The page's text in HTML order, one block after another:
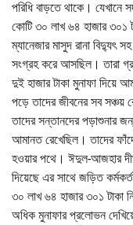
পরিধি বাড়তে থাকে। যেখানে
কোটি ৩০ লাখ ৬৪ হাজার ৩০১
ম্যানেজার মাসুদ রানা বিদ্যুৎ
সংগ্রহ করে আসছিল। তারা
দুই হাজার টাকা মুনাফা
পড়ে তাদের জীবনের সব সঞ্চয়
তাদের সন্তানদের পড়াশুনার
আমানত রেখেছিল। তাদের
হওয়ার পথে। ঈদুল-আজহার
দিয়েছে এর সাথে জড়িত
৩০ লাখ ৬৪ হাজার ৩০১ টাকা
অধিক মুনাফার প্রলোভন